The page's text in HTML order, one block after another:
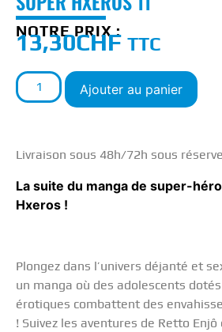
NOTRE PRIX :
13,30CHF TTC
Ajouter au panier
Livraison sous 48h/72h sous
La suite du manga de super-
Hxeros !
Plongez dans l’univers déjanté et
un manga où des adolescents
érotiques combattent des
! Suivez les aventures de Retto